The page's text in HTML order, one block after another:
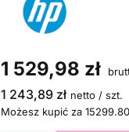
1 529,98 zł
1 243,89 zł netto / szt.
Możesz kupić za 15299.80